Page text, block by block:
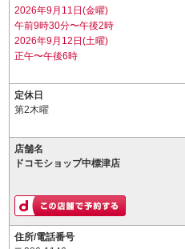
2026年9月11日(金曜)
午前9時30分〜午後2時
2026年9月12日(土曜)
正午〜午後6時
定休日
第2木曜
店舗名
ドコモショップ中標津店
住所/電話番号